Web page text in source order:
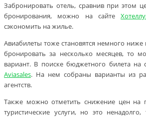
Забронировать отель, сравнив при этом
бронирования, можно на сайте
сэкономить на жилье.
Авиабилеты тоже становятся немного ниже
бронировать за несколько месяцев, то
вариант. В поиске бюджетного билета на
Aviasales. На нем собраны варианты из
агентств.
Также можно отметить снижение цен на
туристические услуги, но это